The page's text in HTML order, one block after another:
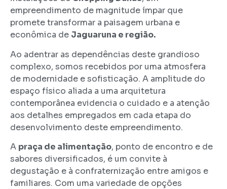
empreendimento de magnitude ímpar que
promete transformar a paisagem urbana e
econômica de Jaguaruna e região.
Ao adentrar as dependências deste grandioso
complexo, somos recebidos por uma atmosfera
de modernidade e sofisticação. A amplitude do
espaço físico aliada a uma arquitetura
contemporânea evidencia o cuidado e a atenção
aos detalhes empregados em cada etapa do
desenvolvimento deste empreendimento.
A praça de alimentação, ponto de encontro e de
sabores diversificados, é um convite à
degustação e à confraternização entre amigos e
familiares. Com uma variedade de opções